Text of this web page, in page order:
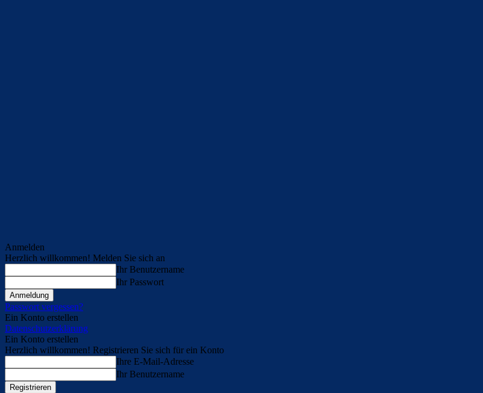
Anmelden
Herzlich willkommen! Melden Sie sich an
Ihr Benutzername
Ihr Passwort
Passwort vergessen?
Ein Konto erstellen
Datenschutzerklärung
Ein Konto erstellen
Herzlich willkommen! Registrieren Sie sich für ein Konto
Ihre E-Mail-Adresse
Ihr Benutzername